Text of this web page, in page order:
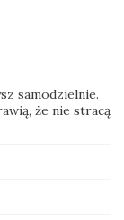
samodzielnie.
że nie stracą